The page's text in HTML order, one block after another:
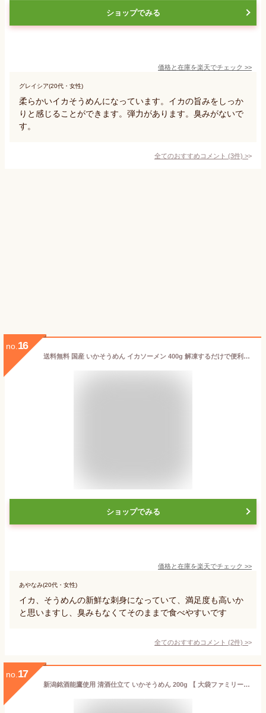
ショップでみる
価格と在庫を楽天でチェック >>
グレイシア(20代・女性)
柔らかいイカそうめんになっています。イカの旨みをしっか
りと感じることができます。弾力があります。臭みがないで
す。
全てのおすすめコメント (3件) >
no. 16
送料無料 国産 いかそうめん イカソーメン 400g 解凍するだけで便利！鮮度抜群のイカ刺し イカソーメンをたっぷり約8人前 するめいか スルメイカ いか イカ 烏賊 刺身 いか刺し イカ刺し いかソーメン 刺身 築地市場 豊洲市場 ギフト
ショップでみる
価格と在庫を楽天でチェック >>
あやなみ(20代・女性)
イカ、そうめんの新鮮な刺身になっていて、満足度も高いか
と思いますし、臭みもなくてそのままで食べやすいです
全てのおすすめコメント (2件) >
no. 17
新潟銘酒能鷹使用 清酒仕立て いかそうめん 200g 【 大袋ファミリーサイズ 】1200円均一 卸売価格 珍味 おつまみ イカ するめそーめん いかそーめん するめスティック【コンビニ受取対応商品】父の日 プレゼント 食べ物 ギフト